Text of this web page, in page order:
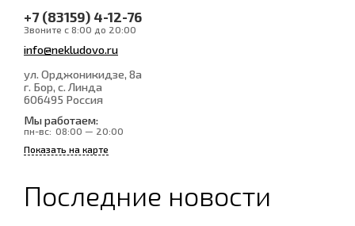
+7 (83159) 4-12-76
Звоните с 8:00 до 20:00
info@nekludovo.ru
ул. Орджоникидзе, 8а
г. Бор, с. Линда
606495 Россия
Мы работаем:
пн-вс: 08:00 — 20:00
Показать на карте
Последние новости